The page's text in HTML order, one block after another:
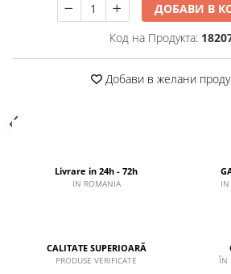
ДОБАВИ В
Код на Продукта:
Добави в желани
Livrare in 24h - 72h
IN ROMANIA IN
CALITATE SUPERIOARĂ
PRODUSE VERIFICATE ÎN